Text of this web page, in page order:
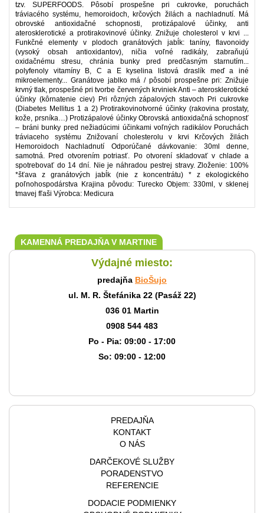
tzv. SUPERFOODS. Pôsobí prospešne pri cukrovke, poruchách
tráviacého systému, hemoroidoch, krčových žilách a nachladnutí. Má
obrovské antioxidačné schopnosti, protizápalové účinky, anti
aterosklerotické a protirakovinové účinky. Znižuje cholesterol v krvi ...
Funkčné elementy v plodoch granátových jabĺk: taníny, flavonoidy
(vysoký obsah antioxidantov), ničia voľné radikály, zabraňujú
oxidačnému stresu, chránia bunky pred predčasným starnutím...
polyfenoly vitamíny B, C a E kyselina listová draslík meď a iné
mikroelementy... Granátove jablko má / pôsobí prospešne pri: Znižuje
krvný tlak, prospešné pri tvorbe červených krviniek Anti – aterosklerotické
účinky (kôrnatenie ciev) Pri rôzných zápalových stavoch Pri cukrovke
(Diabetes Mellitus 1 a 2) Protirakovinotvorné účinky (rakovina prostaty,
kože, prsníka…) Protizápalové účinky Obrovská antioxidačná schopnosť
– bráni bunky pred nežiadúcimi účinkami voľných radikálov Poruchách
tráviaceho systému Znižovaní cholesterolu v krvi Krčových žilách
Hemoroidoch Nachladnutí Odporúčané dávkovanie: 30ml denne,
samotná. Pred otvorením potriasť. Po otvorení skladovať v chlade a
spotrebovať do 14 dní. Nie je náhradou pestrej stravy. Zloženie: 100%
*šťava z granátových jabĺk (nie z koncentrátu) * z ekologického
poľnohospodárstva Krajina pôvodu: Turecko Objem: 330ml, v sklenej
tmavej fľaši Výrobca: Medicura
KAMENNÁ PREDAJŇA V MARTINE
Výdajné miesto:
predajňa BioŠujo
ul. M. R. Štefánika 22 (Pasáž 22)
036 01 Martin
0908 544 483
Po - Pia: 09:00 - 17:00
So: 09:00 - 12:00
PREDAJŇA
KONTAKT
O NÁS
DARČEKOVÉ SLUŽBY
PORADENSTVO
REFERENCIE
DODACIE PODMIENKY